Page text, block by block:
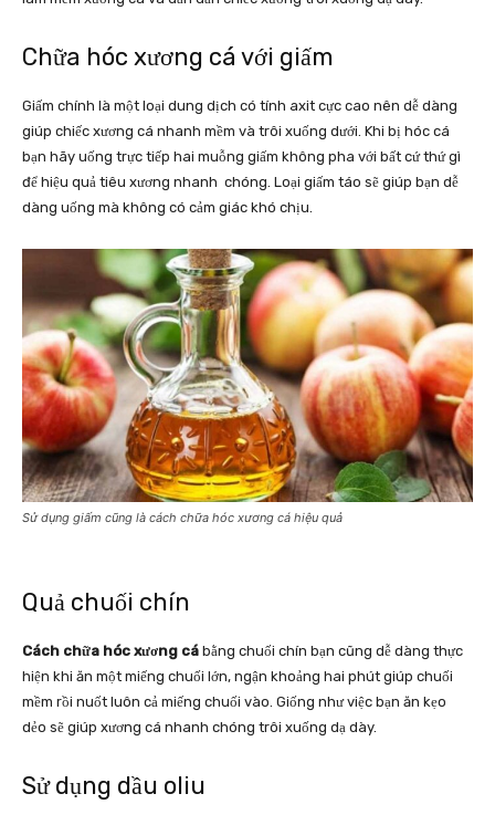
Chữa hóc xương cá với giấm
Giấm chính là một loại dung dịch có tính axit cực cao nên dễ dàng
giúp chiếc xương cá nhanh mềm và trôi xuống dưới. Khi bị hóc cá
bạn hãy uống trực tiếp hai muỗng giấm không pha với bất cứ thứ gì
để hiệu quả tiêu xương nhanh chóng. Loại giấm táo sẽ giúp bạn dễ
dàng uống mà không có cảm giác khó chịu.
Sử dụng giấm cũng là cách chữa hóc xương cá hiệu quả
Quả chuối chín
Cách chữa hóc xương cá bằng chuối chín bạn cũng dễ dàng thực
hiện khi ăn một miếng chuối lớn, ngận khoảng hai phút giúp chuối
mềm rồi nuốt luôn cả miếng chuối vào. Giống như việc bạn ăn kẹo
dẻo sẽ giúp xương cá nhanh chóng trôi xuống dạ dày.
Sử dụng dầu oliu